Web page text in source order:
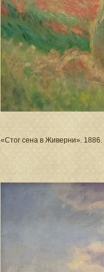
«Стог сена в Живерни».